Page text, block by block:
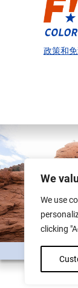
We
We use
clicking
政策和